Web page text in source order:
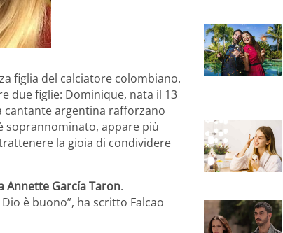
figlia del calciatore colombiano.
due figlie: Dominique, nata il 13
cantante argentina rafforzano
soprannominato, appare più
la gioia di condividere
Annette García Taron.
è buono”, ha scritto Falcao